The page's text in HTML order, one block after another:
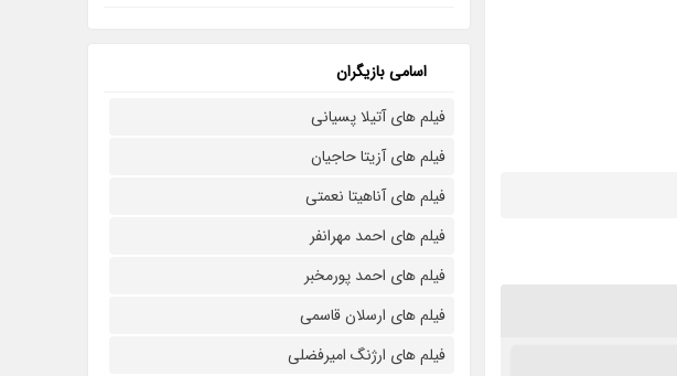
اسامی بازیگران
فیلم های آتیلا پسیانی
فیلم های آزیتا حاجیان
فیلم های آناهیتا نعمتی
فیلم های احمد مهرانفر
فیلم های احمد پورمخبر
فیلم های ارسلان قاسمی
فیلم های ارژنگ امیرفضلی